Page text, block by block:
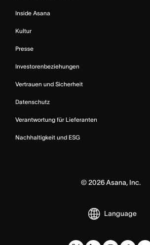
Inside Asana
Kultur
Presse
Investorenbeziehungen
Vertrauen und Sicherheit
Datenschutz
Verantwortung für Lieferanten
Nachhaltigkeit und ESG
©2026Asana, Inc.
Language